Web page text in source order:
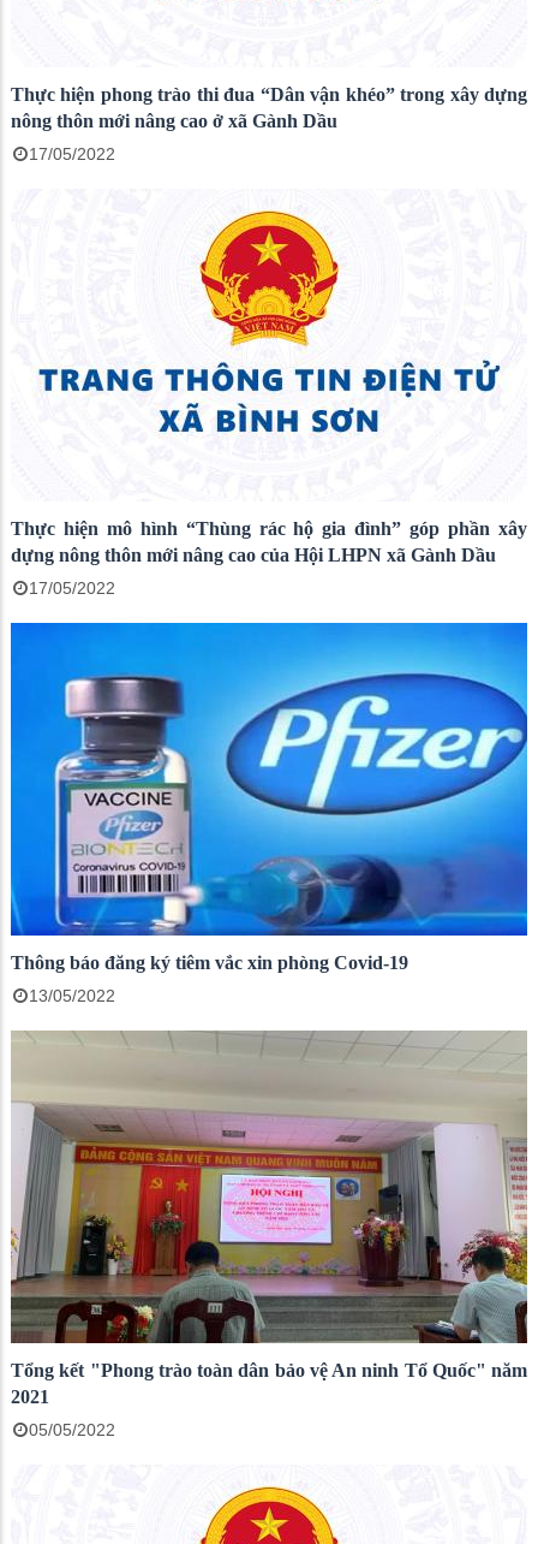
Thực hiện phong trào thi đua “Dân vận khéo” trong xây dựng
nông thôn mới nâng cao ở xã Gành Dầu
17/05/2022
Thực hiện mô hình “Thùng rác hộ gia đình” góp phần xây
dựng nông thôn mới nâng cao của Hội LHPN xã Gành Dầu
17/05/2022
Thông báo đăng ký tiêm vắc xin phòng Covid-19
13/05/2022
Tổng kết "Phong trào toàn dân bảo vệ An ninh Tổ Quốc" năm
2021
05/05/2022